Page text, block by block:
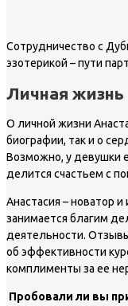
Сотрудничество с
эзотерикой – пути
Личная жизнь
О личной жизни
биографии, так и о
Возможно, у девушки
делится счастьем с
Анастасия – новатор
занимается благим
деятельности.
об эффективности
комплименты за ее
Пробовали ли вы